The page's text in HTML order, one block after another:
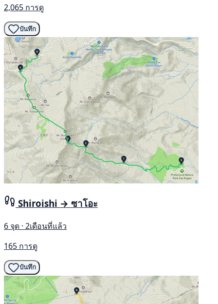
2,065 การดู
บันทึก
Shiroishi → ซาโอะ
6 จุด · 2เดือนที่แล้ว
165 การดู
บันทึก